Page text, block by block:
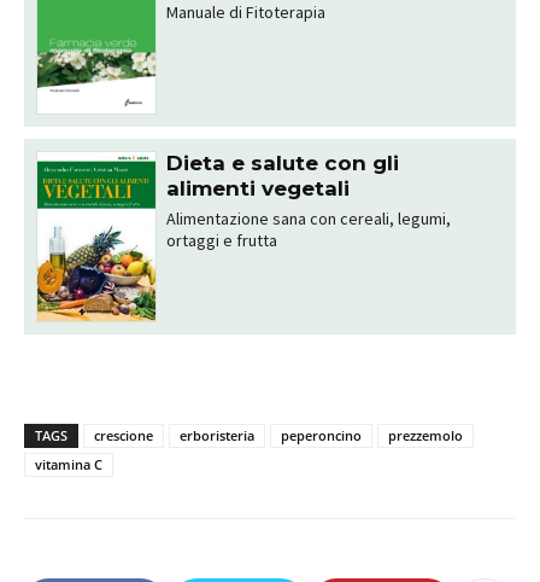
Manuale di Fitoterapia
Dieta e salute con gli
alimenti vegetali
Alimentazione sana con cereali, legumi,
ortaggi e frutta
TAGS crescione erboristeria peperoncino
prezzemolo
vitamina C